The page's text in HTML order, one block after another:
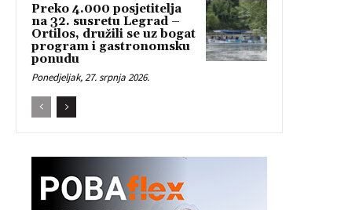
Preko 4.000 posjetitelja
na 32. susretu Legrad –
Ortilos, družili se uz bogat
program i gastronomsku
ponudu
Ponedjeljak, 27. srpnja 2026.